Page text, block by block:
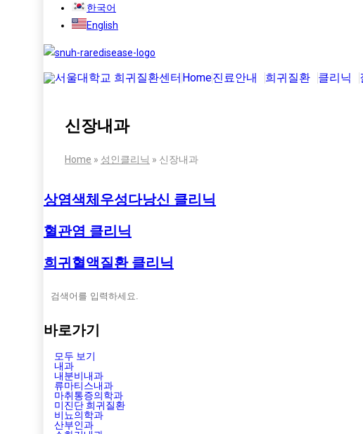
한국어
English
Home진료안내 희귀질환 클리닉
신장내과
Home » 성인클리닉 » 신장내과
상염색체우성다낭신 클리닉
혈관염 클리닉
희귀혈액질환 클리닉
바로가기
모두 보기
내과
내분비내과
류마티스내과
마취통증의학과
미진단 희귀질환
비뇨의학과
산부인과